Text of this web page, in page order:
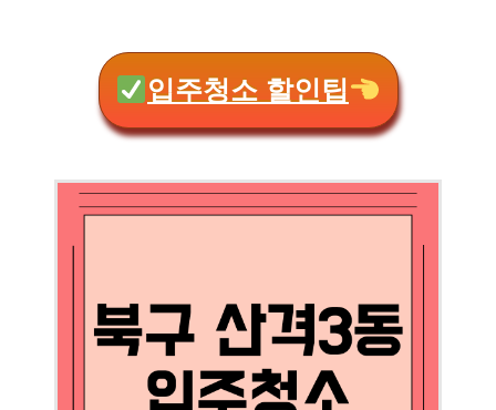
입주청소 할인팁